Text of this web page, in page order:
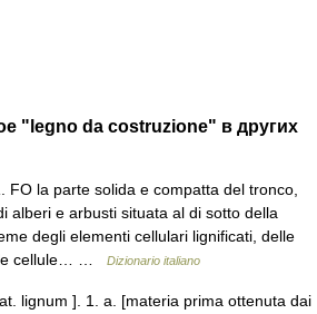
"legno da costruzione" в других
FO la parte solida e compatta del tronco,
alberi e arbusti situata al di sotto della
degli elementi cellulari lignificati, delle
cellule… …
Dizionario italiano
lignum ]. 1. a. [materia prima ottenuta dai